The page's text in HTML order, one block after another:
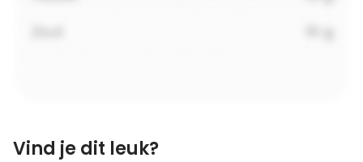
Vind je dit leuk?